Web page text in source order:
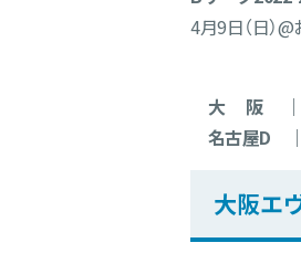
4月9日（日）
大 阪 ｜
名古屋D ｜
大阪エ